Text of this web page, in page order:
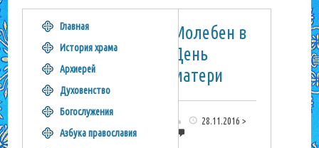
Молебен в
День
матери
28.11.2016
Главная
История храма
Архиерей
Духовенство
Богослужения
Азбука православия